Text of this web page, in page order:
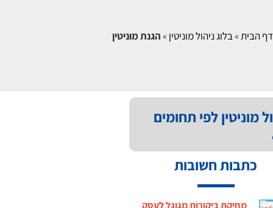
דף הבית»בלוג ניהול מוניטין »הגנת מוניטין
מוניטין לפי תחומים
כתבות חשובות
מחיקת ביקורות מגוגל לעסק